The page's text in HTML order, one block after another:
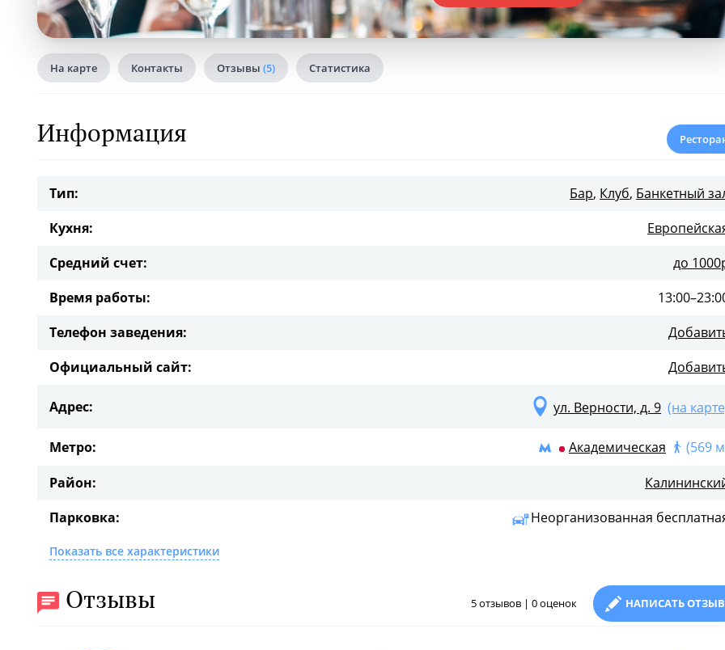
На карте Контакты Отзывы (5) Статистика
Информация
Тип: Бар, Клуб, Банкетный
Кухня:
Средний счет:
до
Время работы:
Телефон заведения:
Официальный сайт:
Адрес: ул. Верности, д. 9 (на
Метро: Академическая
(569
Район:
Парковка:
Неорганизованная
Показать все характеристики
Отзывы 5 отзывов | 0 оценок НАПИСАТЬ ОТЗЫВ